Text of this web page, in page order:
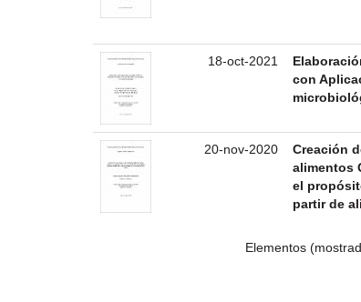
18-oct-2021
con
20-nov-2020
Creación
alimentos
el
partir de
Elementos